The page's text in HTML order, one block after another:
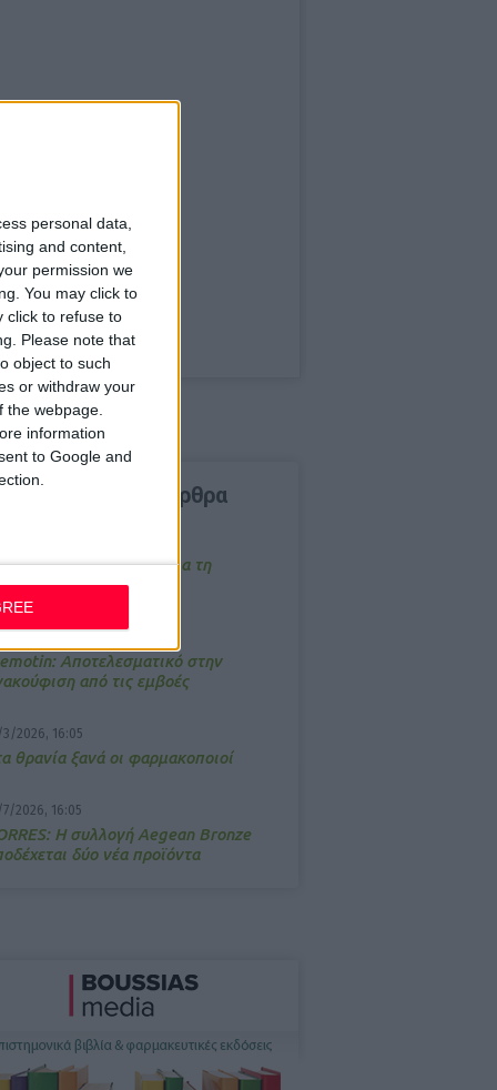
personal data,
and content,
permission we
You may click to
click to refuse to
Please note that
object to such
or withdraw your
the webpage.
information
to Google and
δημοφιλέστερα άρθρα
σε φαρμακείο για τη
μουσικής;
Αποτελεσματικό στην
από τις εμβοές
3/2026, 16:05
θρανία ξανά οι φαρμακοποιοί
7/2026, 16:05
Η συλλογή Aegean Bronze
δύο νέα προϊόντα